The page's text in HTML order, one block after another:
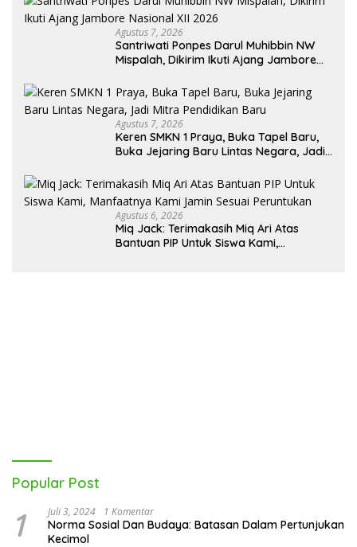
Agustus 7, 2026
Santriwati Ponpes Darul Muhibbin NW
Mispalah, Dikirim Ikuti Ajang Jambore
Agustus 7, 2026
Keren SMKN 1 Praya, Buka Tapel Baru,
Buka Jejaring Baru Lintas Negara, Jadi
Agustus 6, 2026
Miq Jack: Terimakasih Miq Ari Atas
Bantuan PIP Untuk Siswa Kami,
Popular Post
1 Juli 3, 2024 1 Komentar
Norma Sosial Dan Budaya: Batasan Dalam Pertunjukan
Kecimol